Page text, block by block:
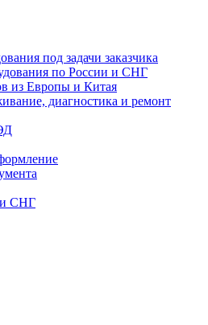
под задачи заказчика
по России и СНГ
из Европы и Китая
диагностика и ремонт
и СНГ